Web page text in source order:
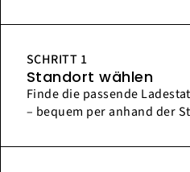
SCHRITT 1
Standort wählen
Finde die passende
– bequem per anhand der